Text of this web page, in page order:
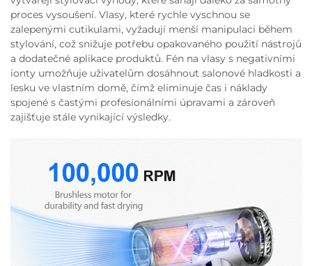
proces vysoušení. Vlasy, které rychle vyschnou se
zalepenými cutikulami, vyžadují menší manipulaci během
stylování, což snižuje potřebu opakovaného použití nástrojů
a dodatečné aplikace produktů. Fén na vlasy s negativními
ionty umožňuje uživatelům dosáhnout salonové hladkosti a
lesku ve vlastním domě, čímž eliminuje čas i náklady
spojené s častými profesionálními úpravami a zároveň
zajišťuje stále vynikající výsledky.